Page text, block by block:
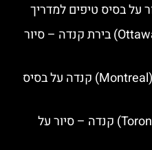
על בסיס טיפים למדריך
סיורים חינמיים באוטוואה (Ottawa) בירת קנדה – סיור
סיורים חינמיים במונטריאול (Montreal) קנדה על בסיס
סיורים חינמיים בטורונטו (Toronto) קנדה – סיור על